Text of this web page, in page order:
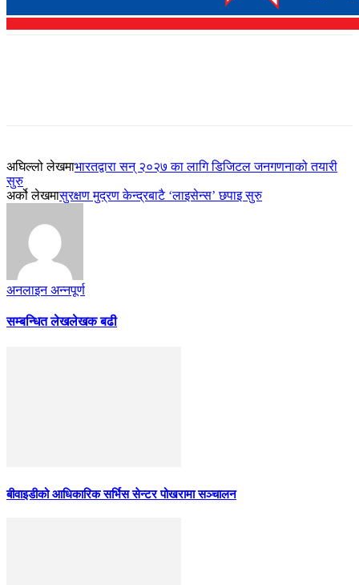
अघिल्लो लेखमाभारतद्वारा सन् २०२७ का लागि डिजिटल जनगणनाको तयारी
सुरु
अर्को लेखमासुरक्षण मुद्रण केन्द्रबाटै ‘लाइसेन्स’ छपाइ सुरु
अनलाइन अन्नपूर्ण
सम्बन्धित लेखलेखक बढी
बीवाइडीको आधिकारिक सर्भिस सेन्टर पोखरामा सञ्चालन